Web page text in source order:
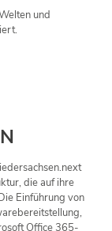
und
die auf ihre
Einführung von
Office 365-